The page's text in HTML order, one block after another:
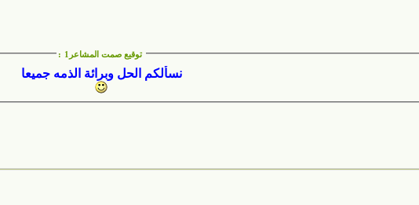
توقيع صمت المشاعر1 :
نسألكم الحل وبرائة الذمه جميعا